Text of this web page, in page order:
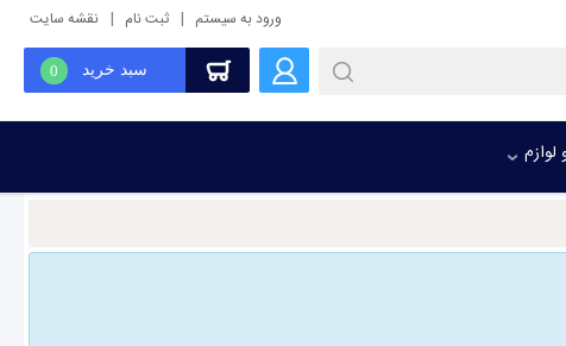
ورود به سیستم | ثبت نام | نقشه سایت
سبد خرید 0
لوازم